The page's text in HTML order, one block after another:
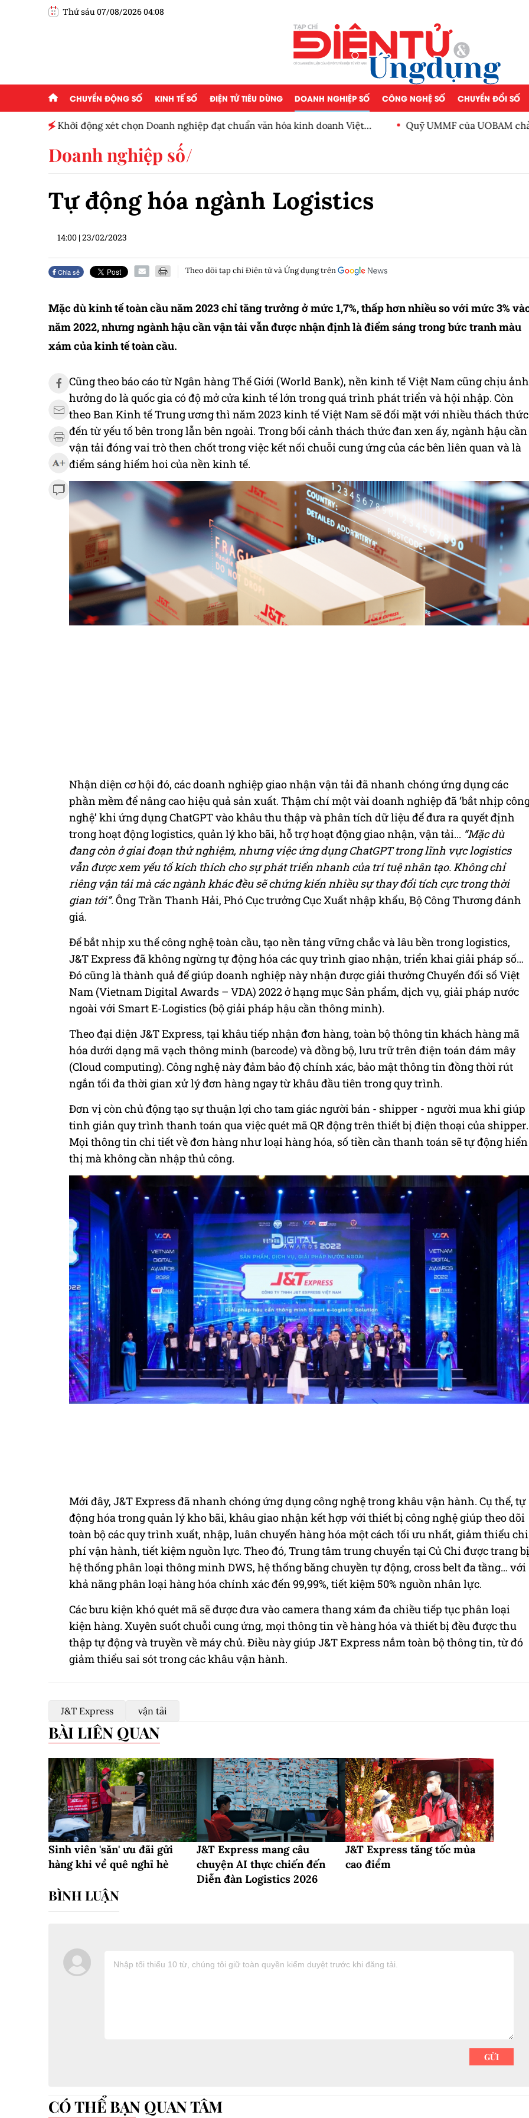
Thứ sáu 07/08/2026 04:08
CHUYỂN ĐỘNG SỐ KINH TẾ SỐ ĐIỆN TỬ TIÊU DÙNG DOANH NGHIỆP SỐ CÔNG NGHỆ SỐ CHUYỂN ĐỔI SỐ
Khởi động xét chọn Doanh nghiệp đạt chuẩn văn hóa kinh doanh Việt
Quỹ UMMF của UOBAM
Doanh nghiệp số
Tự động hóa ngành Logistics
14:00 |23/02/2023
Chia sẻ Theo dõi tạp chí Điện tử và Ứng dụng trên
Mặc dù kinh tế toàn cầu năm 2023 chỉ tăng trưởng ở mức 1,7%, thấp hơn nhiều so với mức 3%
năm 2022, nhưng ngành hậu cần vận tải vẫn được nhận định là điểm sáng trong bức tranh màu
xám của kinh tế toàn cầu.
Cũng theo báo cáo từ Ngân hàng Thế Giới (World Bank), nền kinh tế Việt Nam cũng chịu ảnh
hưởng do là quốc gia có độ mở cửa kinh tế lớn trong quá trình phát triển và hội nhập. Còn
theo Ban Kinh tế Trung ương thì năm 2023 kinh tế Việt Nam sẽ đối mặt với nhiều thách thức
đến từ yếu tố bên trong lẫn bên ngoài. Trong bối cảnh thách thức đan xen ấy, ngành hậu cần
vận tải đóng vai trò then chốt trong việc kết nối chuỗi cung ứng của các bên liên quan và là
điểm sáng hiếm hoi của nền kinh tế.
Nhận diện cơ hội đó, các doanh nghiệp giao nhận vận tải đã nhanh chóng ứng dụng các
phần mềm để nâng cao hiệu quả sản xuất. Thậm chí một vài doanh nghiệp đã ‘bắt nhịp
nghệ’ khi ứng dụng ChatGPT vào khâu thu thập và phân tích dữ liệu để đưa ra quyết định
trong hoạt động logistics, quản lý kho bãi, hỗ trợ hoạt động giao nhận, vận tải... “Mặc dù
đang còn ở giai đoạn thử nghiệm, nhưng việc ứng dụng ChatGPT trong lĩnh vực logistics
vẫn được xem yếu tố kích thích cho sự phát triển nhanh của trí tuệ nhân tạo. Không chỉ
riêng vận tải mà các ngành khác đều sẽ chứng kiến nhiều sự thay đổi tích cực trong thời
gian tới”. Ông Trần Thanh Hải, Phó Cục trưởng Cục Xuất nhập khẩu, Bộ Công Thương đánh
giá.
Để bắt nhịp xu thế công nghệ toàn cầu, tạo nền tảng vững chắc và lâu bền trong logistics,
J&T Express đã không ngừng tự động hóa các quy trình giao nhận, triển khai giải pháp số…
Đó cũng là thành quả để giúp doanh nghiệp này nhận được giải thưởng Chuyển đổi số Việt
Nam (Vietnam Digital Awards – VDA) 2022 ở hạng mục Sản phẩm, dịch vụ, giải pháp nước
ngoài với Smart E-Logistics (bộ giải pháp hậu cần thông minh).
Theo đại diện J&T Express, tại khâu tiếp nhận đơn hàng, toàn bộ thông tin khách hàng mã
hóa dưới dạng mã vạch thông minh (barcode) và đồng bộ, lưu trữ trên điện toán đám mây
(Cloud computing). Công nghệ này đảm bảo độ chính xác, bảo mật thông tin đồng thời rút
ngắn tối đa thời gian xử lý đơn hàng ngay từ khâu đầu tiên trong quy trình.
Đơn vị còn chủ động tạo sự thuận lợi cho tam giác người bán - shipper - người mua khi giúp
tinh giản quy trình thanh toán qua việc quét mã QR động trên thiết bị điện thoại của shipper.
Mọi thông tin chi tiết về đơn hàng như loại hàng hóa, số tiền cần thanh toán sẽ tự động hiển
thị mà không cần nhập thủ công.
Mới đây, J&T Express đã nhanh chóng ứng dụng công nghệ trong khâu vận hành. Cụ thể, tự
động hóa trong quản lý kho bãi, khâu giao nhận kết hợp với thiết bị công nghệ giúp theo dõi
toàn bộ các quy trình xuất, nhập, luân chuyển hàng hóa một cách tối ưu nhất, giảm thiểu chi
phí vận hành, tiết kiệm nguồn lực. Theo đó, Trung tâm trung chuyển tại Củ Chi được trang bị
hệ thống phân loại thông minh DWS, hệ thống băng chuyền tự động, cross belt đa tầng… với
khả năng phân loại hàng hóa chính xác đến 99,99%, tiết kiệm 50% nguồn nhân lực.
Các bưu kiện khó quét mã sẽ được đưa vào camera thang xám đa chiều tiếp tục phân loại
kiện hàng. Xuyên suốt chuỗi cung ứng, mọi thông tin về hàng hóa và thiết bị đều được thu
thập tự động và truyền về máy chủ. Điều này giúp J&T Express nắm toàn bộ thông tin, từ đó
giảm thiểu sai sót trong các khâu vận hành.
J&T Express vận tải
BÀI LIÊN QUAN
Sinh viên 'săn' ưu đãi gửi
hàng khi về quê nghỉ hè
J&T Express mang câu
chuyện AI thực chiến đến
Diễn đàn Logistics 2026
J&T Express tăng tốc mùa
cao điểm
CÓ THỂ BẠN QUAN TÂM